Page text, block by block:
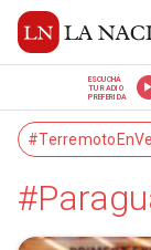
ESCUCHÁ
TU RADIO
PREFERIDA